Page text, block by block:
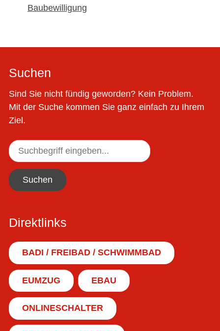
Baubewilligung
Direktlinks
BADI / FREIBAD / SCHWIMMBAD
EUMZUG EBAU
ONLINESCHALTER
Suchen
Sind Sie nicht fündig geworden? Kein Problem.
Mit der Suche kommen Sie ganz einfach zu Ihrem
Ziel.
Suchen